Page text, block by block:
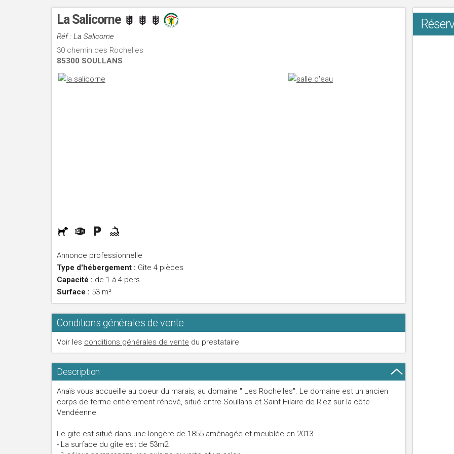
La Salicorne
Réf : La Salicorne
30 chemin des Rochelles
85300 SOULLANS
Annonce professionnelle
Type d'hébergement : Gîte 4 pièces
Capacité : de 1 à 4 pers.
Surface : 53 m²
Conditions générales de vente
Voir les conditions générales de vente du prestataire
Description
Anaïs vous accueille au coeur du marais, au domaine " Les Rochelles". Le domaine est un ancien
corps de ferme entièrement rénové, situé entre Soullans et Saint Hilaire de Riez sur la côte
Vendéenne.
Le gite est situé dans une longère de 1855 aménagée et meublée en 2013
- La surface du gîte est de 53m2.